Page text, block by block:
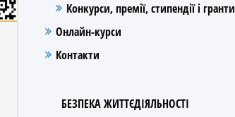
Конкурси, премії, стипендії і гранти
Онлайн-курси
Контакти
БЕЗПЕКА ЖИТТЄДІЯЛЬНОСТІ